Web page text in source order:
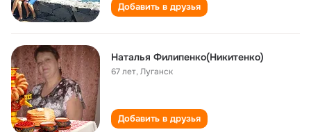
Добавить в друзья
Наталья Филипенко(Никитенко)
67 лет,Луганск
Добавить в друзья